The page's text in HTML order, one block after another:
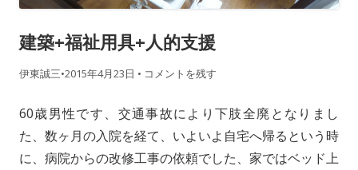
建築+福祉用具+人的支援
伊東誠三•2015年4月23日 • コメントを残す
60歳男性です、交通事故により下肢全廃となりまし
た、数ヶ月の入院を経て、いよいよ自宅へ帰るという時
に、病院からの改修工事の依頼でした、家ではベッド上